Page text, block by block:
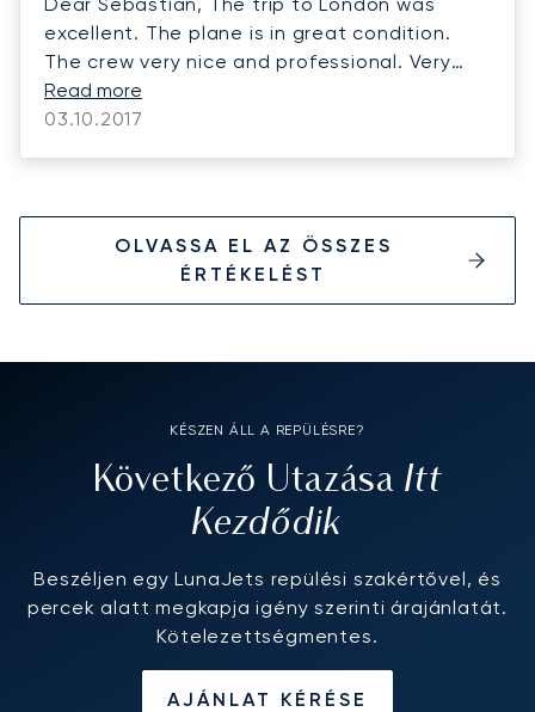
excellent. The plane is in great condition.
The crew very nice and professional. Very
Read more
03.10.2017
OLVASSA EL AZ ÖSSZES
ÉRTÉKELÉST
KÉSZEN ÁLL A REPÜLÉSRE?
Következő Utazása Itt
Kezdődik
Beszéljen egy LunaJets repülési szakértővel, és
percek alatt megkapja igény szerinti árajánlatát.
Kötelezettségmentes.
AJÁNLAT KÉRÉSE